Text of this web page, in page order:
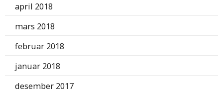
april 2018
mars 2018
februar 2018
januar 2018
desember 2017